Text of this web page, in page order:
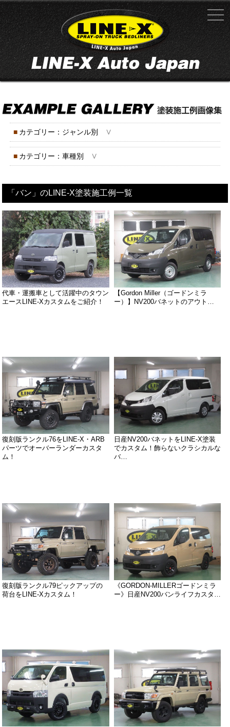
■ カテゴリー：ジャンル別 ∨
■ カテゴリー：車種別 ∨
「バン」のLINE-X塗装施工例一覧
代車・運搬車として活躍中のタウン
エースLINE-Xカスタムをご紹介！
【Gordon Miller（ゴードンミラ
ー）】NV200バネットのアウト…
復刻版ランクル76をLINE-X・ARB
パーツでオーバーランダーカスタ
ム！
日産NV200バネットをLINE-X塗装
でカスタム！飾らないクラシカルな
バ…
復刻版ランクル79ピックアップの
荷台をLINE-Xカスタム！
《GORDON-MILLERゴードンミラ
ー》日産NV200バンライフカスタ…